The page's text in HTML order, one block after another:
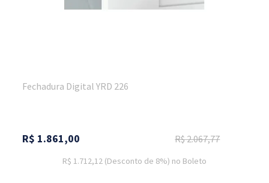
Fechadura Digital YRD 226
R$2.067,77
R$ 1.861,00
R$ 1.712,12 (Desconto de 8%) no Boleto